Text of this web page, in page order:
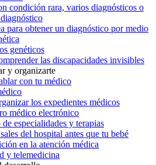
condición rara, varios diagnósticos o
para obtener un diagnóstico por medio
genéticos
las discapacidades invisibles
y organizarte
con tu médico
los expedientes médicos
médico electrónico
especialidades y terapias
del hospital antes que tu bebé
en la atención médica
y telemedicina